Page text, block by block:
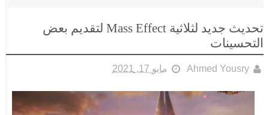
تحديث جديد لثلاثية Mass Effect لتقديم بعض
التحسينات
Ahmed Yousry مايو 17, 2021